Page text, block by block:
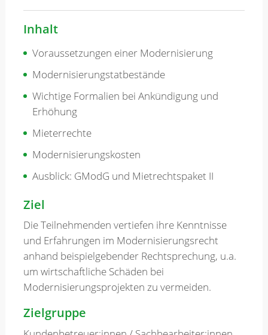
Inhalt
Voraussetzungen einer Modernisierung
Modernisierungstatbestände
Wichtige Formalien bei Ankündigung und
Erhöhung
Mieterrechte
Modernisierungskosten
Ausblick: GModG und Mietrechtspaket II
Ziel
Die Teilnehmenden vertiefen ihre Kenntnisse
und Erfahrungen im Modernisierungsrecht
anhand beispielgebender Rechtsprechung, u.a.
um wirtschaftliche Schäden bei
Modernisierungsprojekten zu vermeiden.
Zielgruppe